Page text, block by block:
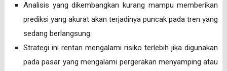
Analisis yang dikembangkan kurang mampu memberikan
prediksi yang akurat akan terjadinya puncak pada tren yang
sedang berlangsung.
Strategi ini rentan mengalami risiko terlebih jika digunakan
pada pasar yang mengalami pergerakan menyamping atau